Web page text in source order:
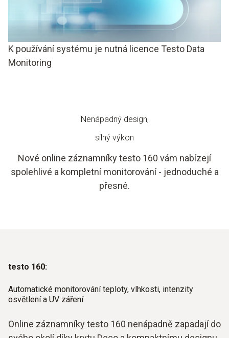
K používání systému je nutná licence Testo Data
Monitoring
Nenápadný design,
silný výkon
Nové online záznamníky testo 160 vám nabízejí
spolehlivé a kompletní monitorování - jednoduché a
přesné.
testo 160:
Automatické monitorování teploty, vlhkosti, intenzity
osvětlení a UV záření
Online záznamníky testo 160 nenápadně zapadají do